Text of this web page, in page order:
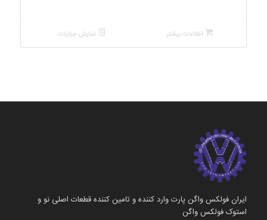
اطلاعات بیشتر نمایش جزئیات
ایران فولکس واگن پارت وارد کننده و تامین کننده قطعات اصلی نو و
استوک فولکس واگن